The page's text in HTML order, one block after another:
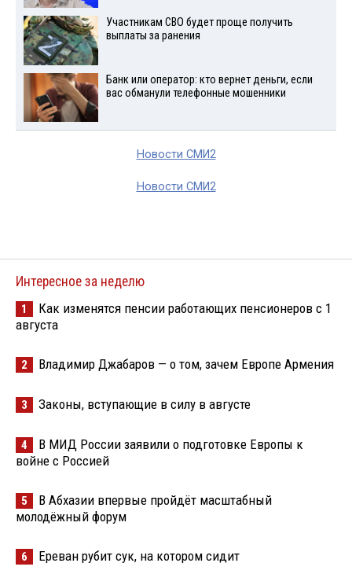
Участникам СВО будет проще получить
выплаты за ранения
Банк или оператор: кто вернет деньги, если
вас обманули телефонные мошенники
Новости СМИ2
Новости СМИ2
Интересное за неделю
1
Как изменятся пенсии работающих пенсионеров с 1
августа
2 Владимир Джабаров — о том, зачем Европе Армения
3 Законы, вступающие в силу в августе
4
В МИД России заявили о подготовке Европы к
войне с Россией
5
В Абхазии впервые пройдёт масштабный
молодёжный форум
6 Ереван рубит сук, на котором сидит